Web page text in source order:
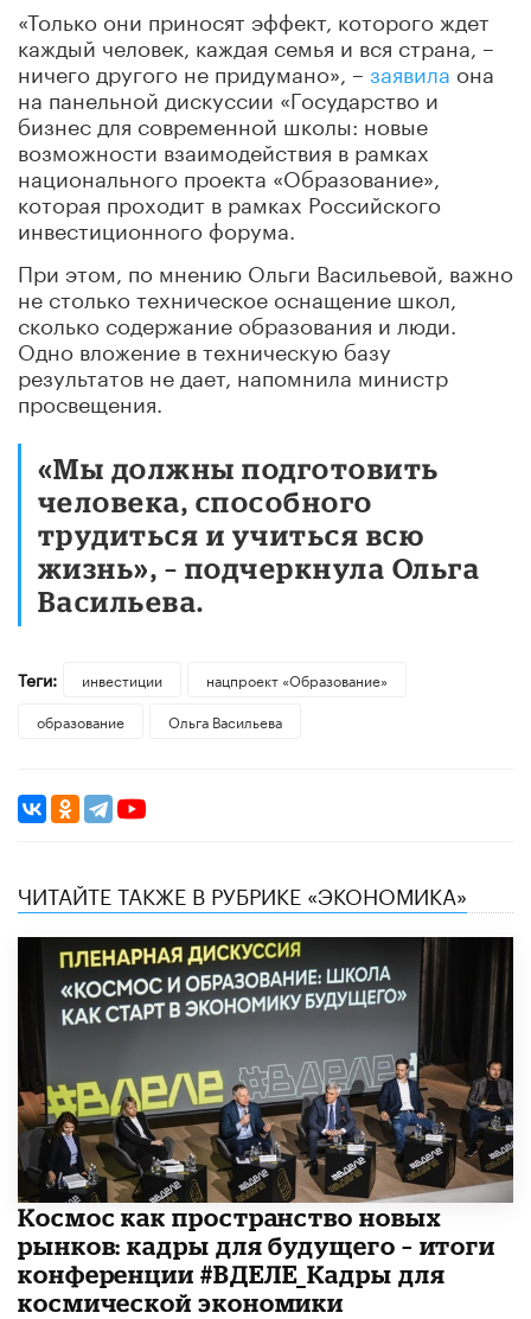
«Только они приносят эффект, которого ждет
каждый человек, каждая семья и вся страна, –
ничего другого не придумано», – заявила она
на панельной дискуссии «Государство и
бизнес для современной школы: новые
возможности взаимодействия в рамках
национального проекта «Образование»,
которая проходит в рамках Российского
инвестиционного форума.
При этом, по мнению Ольги Васильевой, важно
не столько техническое оснащение школ,
сколько содержание образования и люди.
Одно вложение в техническую базу
результатов не дает, напомнила министр
просвещения.
«Мы должны подготовить
человека, способного
трудиться и учиться всю
жизнь», – подчеркнула Ольга
Васильева.
Теги: инвестиции
нацпроект «Образование»
образование
Ольга Васильева
ЧИТАЙТЕ ТАКЖЕ В РУБРИКЕ «ЭКОНОМИКА»
Космос как пространство новых
рынков: кадры для будущего – итоги
конференции #ВДЕЛЕ_Кадры для
космической экономики